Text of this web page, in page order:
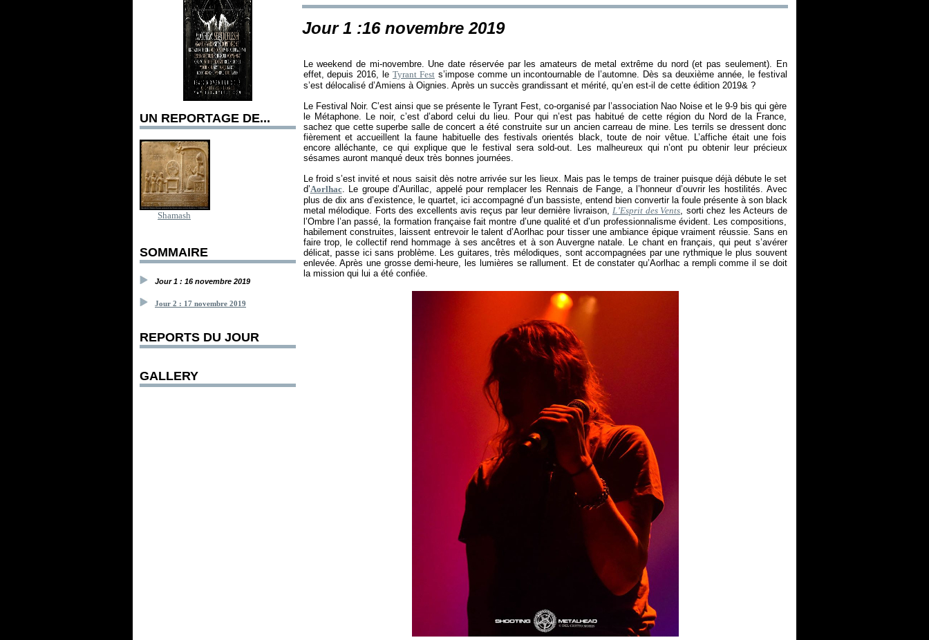
UN REPORTAGE DE...
Shamash
SOMMAIRE
Jour 1 : 16 novembre 2019
Jour 2 : 17 novembre 2019
REPORTS DU JOUR
GALLERY
Jour 1 :16 novembre 2019
Le weekend de mi-novembre. Une date réservée par les amateurs de metal extrême du nord (et pas seulement). En
effet, depuis 2016, leTyrant Fests’impose comme un incontournable de l’automne. Dès sa deuxième année, le festival
s’est délocalisé d’Amiens à Oignies. Après un succès grandissant et mérité, qu’en est-il de cette édition 2019& ?
Le Festival Noir. C’est ainsi que se présente le Tyrant Fest, co-organisé par l’association Nao Noise et le 9-9 bis qui gère
le Métaphone. Le noir, c’est d’abord celui du lieu. Pour qui n’est pas habitué de cette région du Nord de la France,
sachez que cette superbe salle de concert a été construite sur un ancien carreau de mine. Les terrils se dressent donc
fièrement et accueillent la faune habituelle des festivals orientés black, toute de noir vêtue. L’affiche était une fois
encore alléchante, ce qui explique que le festival sera sold-out. Les malheureux qui n’ont pu obtenir leur précieux
sésames auront manqué deux très bonnes journées.
Le froid s’est invité et nous saisit dès notre arrivée sur les lieux. Mais pas le temps de trainer puisque déjà débute le set
d’Aorlhac. Le groupe d’Aurillac, appelé pour remplacer les Rennais de Fange, a l’honneur d’ouvrir les hostilités. Avec
plus de dix ans d’existence, le quartet, ici accompagné d’un bassiste, entend bien convertir la foule présente à son black
metal mélodique. Forts des excellents avis reçus par leur dernière livraison, L’Esprit des Vents, sorti chez les Acteurs de
l’Ombre l’an passé, la formation française fait montre d’une qualité et d’un professionnalisme évident. Les compositions,
habilement construites, laissent entrevoir le talent d’Aorlhac pour tisser une ambiance épique vraiment réussie. Sans en
faire trop, le collectif rend hommage à ses ancêtres et à son Auvergne natale. Le chant en français, qui peut s’avérer
délicat, passe ici sans problème. Les guitares, très mélodiques, sont accompagnées par une rythmique le plus souvent
enlevée. Après une grosse demi-heure, les lumières se rallument. Et de constater qu’Aorlhac a rempli comme il se doit
la mission qui lui a été confiée.